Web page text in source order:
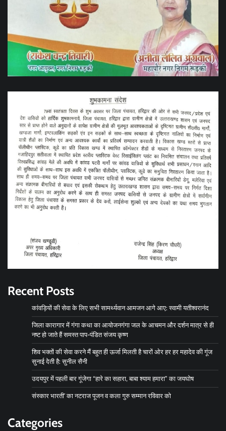
Recent Posts
कांवड़ियों की सेवा के लिए सभी सामर्थ्यवान आमजन आगे आए: स्वामी यतीश्वरानंद
जिला कारागार में गंगा कथा का आयोजनगंगा जल के आचमन और दर्शन मात्र से ही
नष्ट हो जाते हैं समस्त पाप-पंडित संजय कृष्ण
शिव भक्तों की सेवा करने मैं बहुत ही ऊर्जा मिलती है चारों ओर हर हर महादेव की गूंज
सुनाई देती है: सुनील सैनी
उदयपुर में पहली बार गूंजेगा “हारे का सहारा, बाबा श्याम हमारा” का जयघोष
संस्कार भारती’ का नटराज पूजन व कला गुरु सम्मान रविवार को
Categories